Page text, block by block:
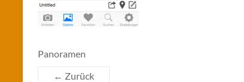
Panoramen
← Zurück